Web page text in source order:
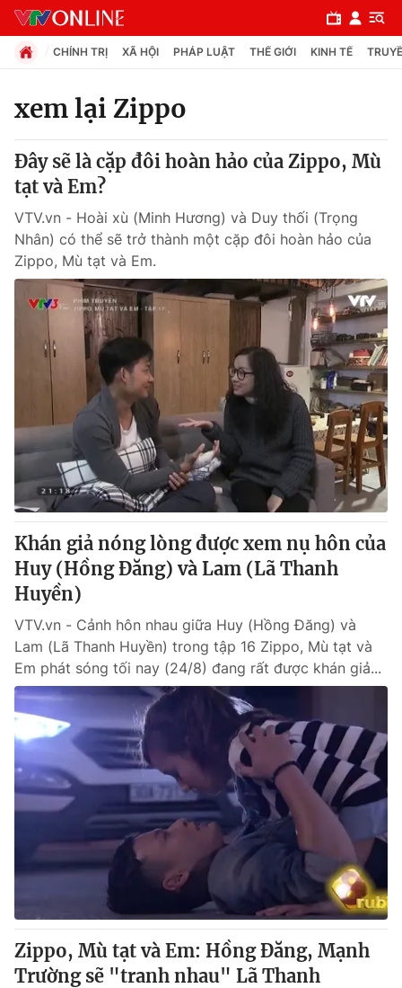
Chuyên mục
Chính trị
Xã hội
Pháp luật
Thế giới
Tin tức
Thế giới đó đây
Câu chuyện quốc tế
Kinh tế
Tài chính
Thị trường
Góc doanh nghiệp
Dữ liệu và đời sống
Truyền hình
Phim VTV
Hậu trường
Nhân vật
Khán giả
Giải sao mai
Giải trí
Điện ảnh
Âm nhạc
Đời sống
Du lịch
Làm đẹp
Chất lượng cuộc sống
Giáo dục
Tuyển sinh
Học trực tuyến
Công nghệ
Hitech Công nghệ tương lai
Thị trường
Giao lưu trực tuyến
Lịch phát sóng
Chuyên mục khác
Emagazine Podcast
CHÍNH TRỊ XÃ HỘI PHÁP LUẬT THẾ GIỚI KINH TẾ
xem lại Zippo
Đây sẽ là cặp đôi hoàn hảo của Zippo, Mù
tạt và Em?
VTV.vn - Hoài xù (Minh Hương) và Duy thối (Trọng
Nhân) có thể sẽ trở thành một cặp đôi hoàn hảo của
Zippo, Mù tạt và Em.
Khán giả nóng lòng được xem nụ hôn của
Huy (Hồng Đăng) và Lam (Lã Thanh
Huyền)
VTV.vn - Cảnh hôn nhau giữa Huy (Hồng Đăng) và
Lam (Lã Thanh Huyền) trong tập 16 Zippo, Mù tạt và
Em phát sóng tối nay (24/8) đang rất được khán giả...
Zippo, Mù tạt và Em: Hồng Đăng, Mạnh
Trường sẽ "tranh nhau" Lã Thanh